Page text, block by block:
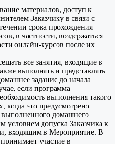
материалов, доступ к
Заказчику в связи с
срока прохождения
в частности, воздержаться
онлайн-курсов после их
все занятия, входящие в
выполнять и представлять
задание до начала
если программа
выполнения такого
когда это предусмотрено
выполненного домашнего
условием допуска Заказчика к
входящим в Мероприятие. В
участие в